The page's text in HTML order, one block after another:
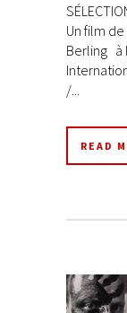
Un film
Berling à
/...
READ